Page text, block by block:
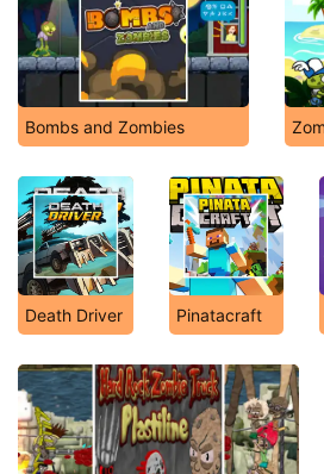
Bombs and Zombies
Death Driver Pinatacraft